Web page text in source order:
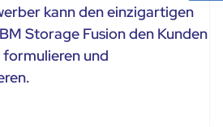
kann den einzigartigen
Storage Fusion den Kunden
und